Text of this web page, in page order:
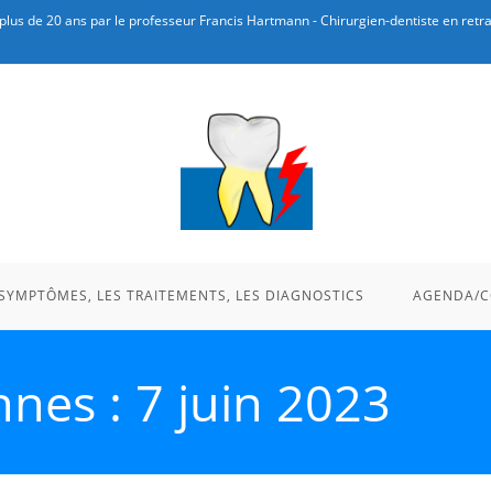
de 20 ans par le professeur Francis Hartmann - Chirurgien-dentiste en
LES TRAITEMENTS, LES DIAGNOSTICS AGENDA/
: 7 juin 2023